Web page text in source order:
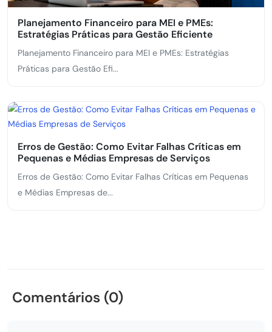
Planejamento Financeiro para MEI e PMEs:
Estratégias Práticas para Gestão Eficiente
Planejamento Financeiro para MEI e PMEs: Estratégias
Práticas para Gestão Efi...
Erros de Gestão: Como Evitar Falhas Críticas em
Pequenas e Médias Empresas de Serviços
Erros de Gestão: Como Evitar Falhas Críticas em Pequenas
e Médias Empresas de...
Comentários (0)